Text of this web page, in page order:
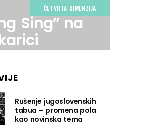
ČETVRTA DIMENZIJA
Sing” na
Rušenje jugoslovenskih
tabua – promena pola
kao novinska tema